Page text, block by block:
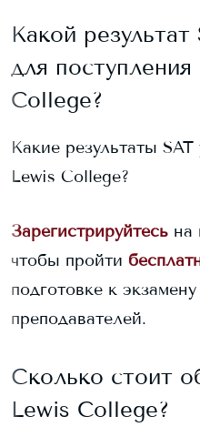
Какой
для поступления
College?
Какие результаты
Lewis College?
Зарегистрируйтесь на
чтобы пройти
подготовке к
преподавателей.
Сколько стоит
Lewis College?